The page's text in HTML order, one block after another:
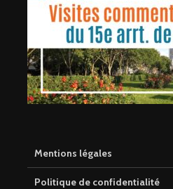
Mentions légales
Politique de confidentialité